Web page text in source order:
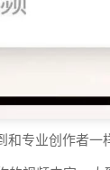
专业创作者一